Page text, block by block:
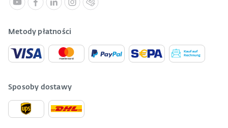
Metody płatności
Sposoby dostawy